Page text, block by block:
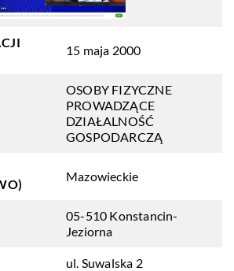
15 maja 2000
OSOBY FIZYCZNE
PROWADZĄCE
DZIAŁALNOŚĆ
GOSPODARCZĄ
Mazowieckie
05-510 Konstancin-
Jeziorna
ul. Suwalska 2